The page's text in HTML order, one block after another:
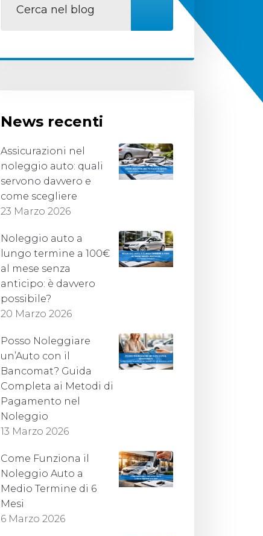
News recenti
Assicurazioni nel
noleggio auto: quali
servono davvero e
come scegliere
23 Marzo 2026
Noleggio auto a
lungo termine a 100€
al mese senza
anticipo: è davvero
possibile?
20 Marzo 2026
Posso Noleggiare
un’Auto con il
Bancomat? Guida
Completa ai Metodi di
Pagamento nel
Noleggio
13 Marzo 2026
Come Funziona il
Noleggio Auto a
Medio Termine di 6
Mesi
6 Marzo 2026